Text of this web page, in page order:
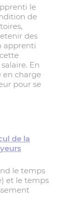
le
de
des
apprenti
En
en charge
pour se
de la
le temps
et le temps